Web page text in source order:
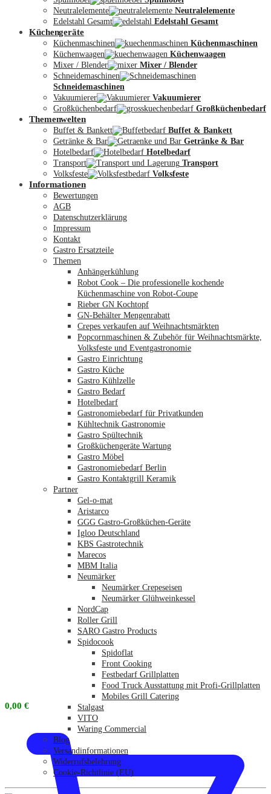
Mein Konto
0,00 €
Neutralelemente
Neutralelemente
Edelstahl Gesamt
Edelstahl Gesamt
Küchengeräte
Küchenmaschinen
Küchenmaschinen
Küchenwaagen
Küchenwaagen
Mixer / Blender
Mixer / Blender
Schneidemaschinen
Schneidemaschinen
Vakuumierer
Vakuumierer
Großküchenbedarf
Großküchenbedarf
Themenwelten
Buffet & Bankett
Buffet & Bankett
Getränke & Bar
Getränke & Bar
Hotelbedarf
Hotelbedarf
Transport
Transport
Volksfeste
Volksfeste
Informationen
Bewertungen
AGB
Datenschutzerklärung
Impressum
Kontakt
Gastro Ersatzteile
Themen
Anhängerkühlung
Robot Cook – Die professionelle kochende
Küchenmaschine von Robot-Coupe
Rieber GN Kochtopf
GN-Behälter Mengenrabatt
Crepes verkaufen auf Weihnachtsmärkten
Popcornmaschinen & Zubehör für Weihnachtsmärkte,
Volksfeste und Eventgastronomie
Gastro Einrichtung
Gastro Küche
Gastro Kühlzelle
Gastro Bedarf
Hotelbedarf
Gastronomiebedarf für Privatkunden
Kühltechnik Gastronomie
Gastro Spültechnik
Großküchengeräte Wartung
Gastro Möbel
Gastronomiebedarf Berlin
Gastro Kontaktgrill Keramik
Partner
Gel-o-mat
Aristarco
GGG Gastro-Großküchen-Geräte
Igloo Deutschland
KBS Gastrotechnik
Marecos
MBM Italia
Neumärker
Neumärker Crepeseisen
Neumärker Glühweinkessel
NordCap
Roller Grill
SARO Gastro Products
Spidocook
Spidoflat
Front Cooking
Festbedarf Grillplatten
Food Truck Ausstattung mit Profi-Grillplatten
Mobiles Grill Catering
Stalgast
VITO
Waring Commercial
Blog
Versandinformationen
Widerrufsbelehrung
Cookie-Richtlinie (EU)